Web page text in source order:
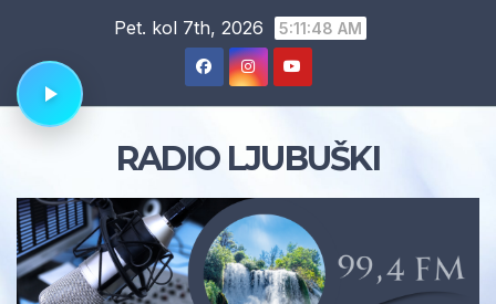
content
Pet. kol 7th, 2026 5:11:48 AM
RADIO LJUBUŠKI